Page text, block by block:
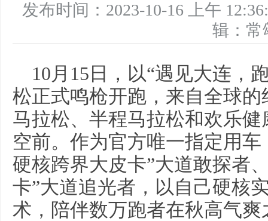
发布时间：2023-10-16 上午
辑：
10月15日，以“遇见大连，
松正式鸣枪开跑，来自全球
马拉松、半程马拉松和欢乐
空前。作为官方唯一指定用
硬核跨界大皮卡”大道敢探者
卡”大道追光者，以自己硬核
术，陪伴数万跑者在秋高气